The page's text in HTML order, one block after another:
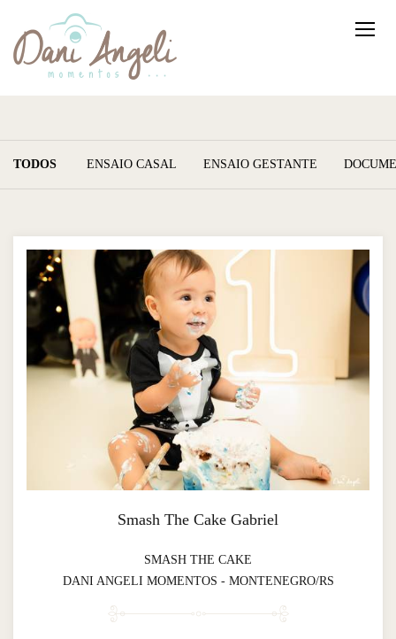
TODOS ENSAIO CASAL ENSAIO GESTANTE
Smash The Cake Gabriel
SMASH THE CAKE
DANI ANGELI MOMENTOS - MONTENEGRO/RS